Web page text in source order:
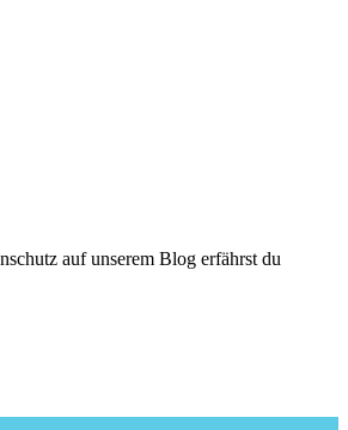
auf unserem Blog erfährst du